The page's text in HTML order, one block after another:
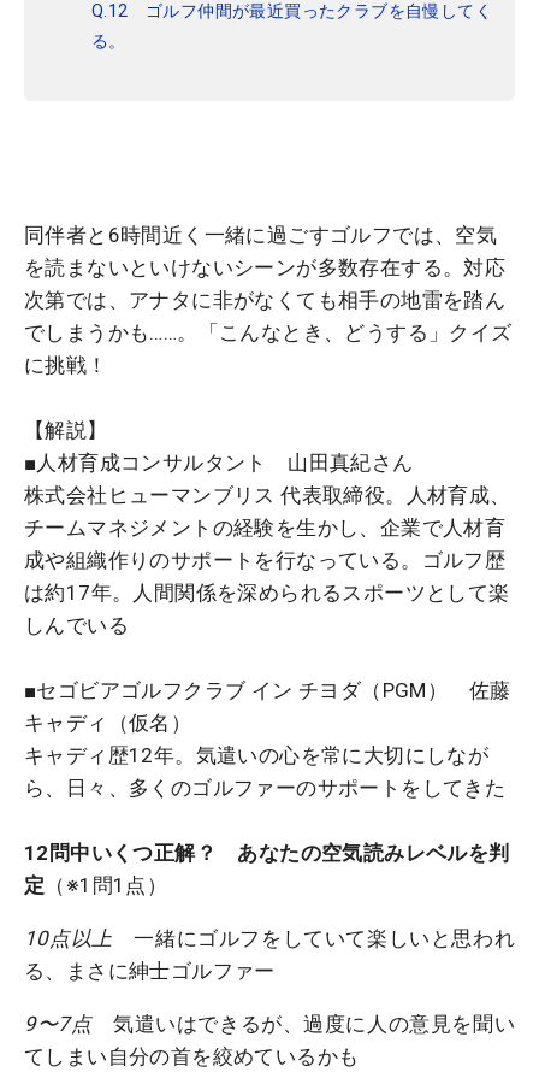
Q.12 ゴルフ仲間が最近買ったクラブを自慢してく
る。
同伴者と6時間近く一緒に過ごすゴルフでは、空気
を読まないといけないシーンが多数存在する。対応
次第では、アナタに非がなくても相手の地雷を踏ん
でしまうかも……。「こんなとき、どうする」クイズ
に挑戦！
【解説】
■人材育成コンサルタント 山田真紀さん
株式会社ヒューマンブリス 代表取締役。人材育成、
チームマネジメントの経験を生かし、企業で人材育
成や組織作りのサポートを行なっている。ゴルフ歴
は約17年。人間関係を深められるスポーツとして楽
しんでいる
■セゴビアゴルフクラブ イン チヨダ（PGM） 佐藤
キャディ（仮名）
キャディ歴12年。気遣いの心を常に大切にしなが
ら、日々、多くのゴルファーのサポートをしてきた
12問中いくつ正解？ あなたの空気読みレベルを判
定 （※1問1点）
10点以上 一緒にゴルフをしていて楽しいと思われ
る、まさに紳士ゴルファー
9〜7点気遣いはできるが、過度に人の意見を聞い
てしまい自分の首を絞めているかも